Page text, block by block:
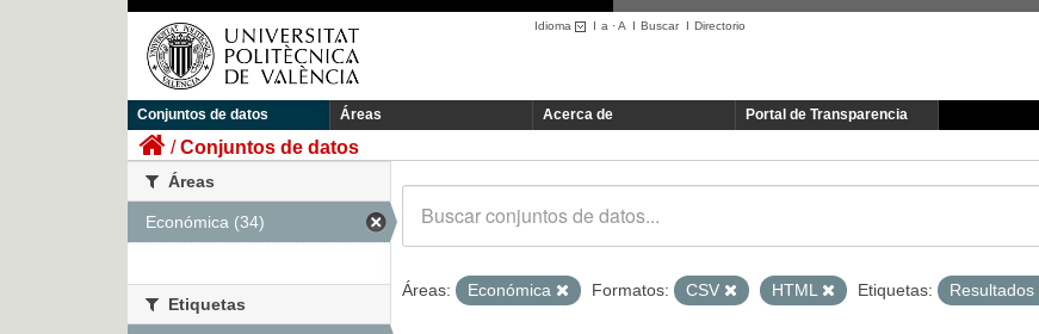
Idioma I a ·A I BuscarI Directorio
Conjuntos de datos Áreas Acerca de Portal de Transparencia
Conjuntos de datos
Áreas: Económica Formatos: CSV HTML Etiquetas: Resultados
Áreas
Económica (34)
Etiquetas